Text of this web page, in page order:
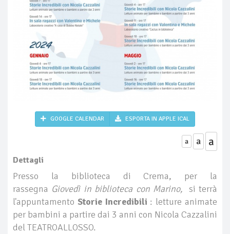
GOOGLE CALENDAR ESPORTA IN APPLE ICAL
a a a
Dettagli
Presso la biblioteca di Crema, per la
rassegna Giovedì in biblioteca con Marino, si terrà
l'appuntamento Storie Incredibili : letture animate
per bambini a partire dai 3 anni con Nicola Cazzalini
del TEATROALLOSSO.